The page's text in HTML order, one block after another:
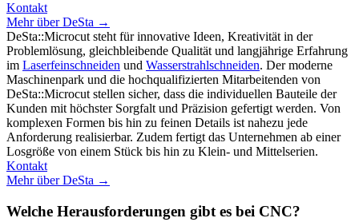
Kontakt
Mehr über DeSta →
DeSta::Microcut steht für innovative Ideen, Kreativität in der
Problemlösung, gleichbleibende Qualität und langjährige Erfahrung
im Laserfeinschneiden und Wasserstrahlschneiden. Der moderne
Maschinenpark und die hochqualifizierten Mitarbeitenden von
DeSta::Microcut stellen sicher, dass die individuellen Bauteile der
Kunden mit höchster Sorgfalt und Präzision gefertigt werden. Von
komplexen Formen bis hin zu feinen Details ist nahezu jede
Anforderung realisierbar. Zudem fertigt das Unternehmen ab einer
Losgröße von einem Stück bis hin zu Klein- und Mittelserien.
Kontakt
Mehr über DeSta →
Welche Herausforderungen gibt es bei CNC?